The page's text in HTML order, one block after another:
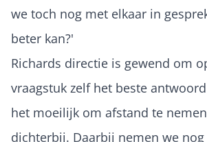
we toch nog met elkaar in
beter kan?'
Richards directie is gewend om
vraagstuk zelf het beste
het moeilijk om afstand te
dichterbij. Daarbij nemen we